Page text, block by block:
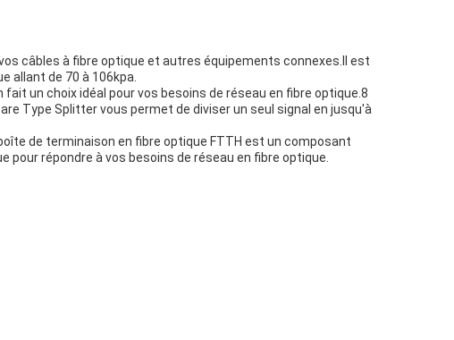
câbles à fibre optique et autres équipements connexes.Il est
allant de 70 à 106kpa.
un choix idéal pour vos besoins de réseau en fibre optique.8
Type Splitter vous permet de diviser un seul signal en jusqu'à
de terminaison en fibre optique FTTH est un composant
répondre à vos besoins de réseau en fibre optique.